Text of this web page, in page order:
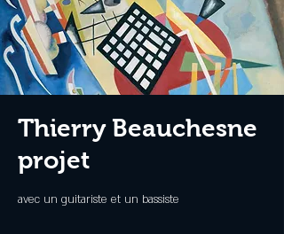
Thierry Beauchesne
projet
avec un guitariste et un bassiste